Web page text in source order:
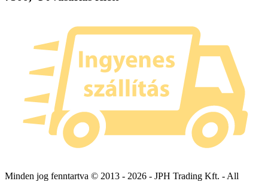
Minden jog fenntartva © 2013 - 2026 - JPH Trading Kft. - All